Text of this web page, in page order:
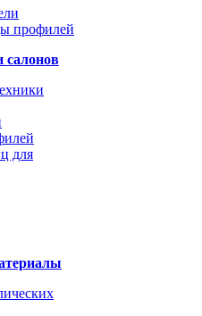
салонов
для